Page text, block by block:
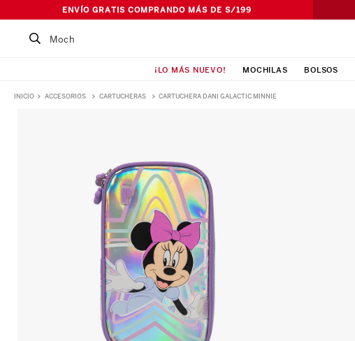
ENVÍO GRATIS COMPRANDO MÁS DE S/199
Buscar un producto...
¡LO MÁS NUEVO! MOCHILAS BOLSOS
ACCESORIOS CARTUCHERAS CARTUCHERA DANI GALACTIC MINNIE
Pañalera
Canguro
Loncheras
Mochila Viajera